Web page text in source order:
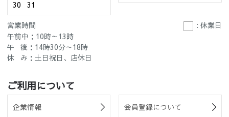
30
31
営業時間
: 休業日
午前中：10時～13時
午 後：14時30分～18時
休 み：土日祝日、店休日
ご利用について
企業情報 会員登録について